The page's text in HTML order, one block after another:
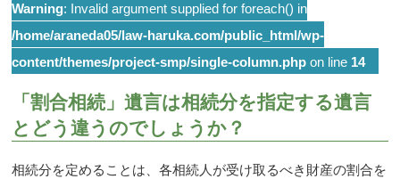
Warning: Invalid argument supplied for foreach() in
/home/araneda05/law-haruka.com/public_html/wp-
content/themes/project-smp/single-column.php on line 14
「割合相続」遺言は相続分を指定する遺言
とどう違うのでしょうか？
相続分を定めることは、各相続人が受け取るべき財産の割合を